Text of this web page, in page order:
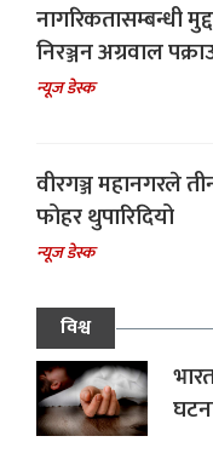
नागरिकतासम्बन्धी
निरञ्जन अग्रवाल
न्यूज डेस्क
वीरगञ्ज महानगरले
फोहर थुपारिदियो
न्यूज डेस्क
विश्व